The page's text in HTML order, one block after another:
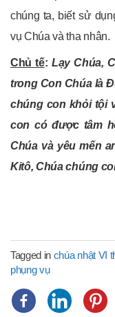
chúng ta, biết sử
vụ Chúa và tha nhân.
Chủ tế: Lạy Chúa,
trong Con Chúa là
chúng con khỏi tội
con có được tâm
Chúa và yêu mến
Kitô, Chúa chúng
Tagged in chúa nhật VI
phụng vụ